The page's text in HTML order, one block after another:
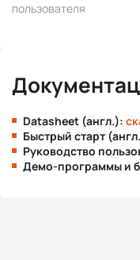
пользователя
Datasheet (англ.):
Быстрый старт
Руководство
Демо-программы и